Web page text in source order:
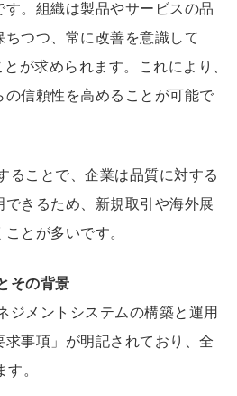
。組織は製品やサービスの品
つつ、常に改善を意識して
が求められます。これにより、
信頼性を高めることが可能で
ることで、企業は品質に対する
きるため、新規取引や海外展
とが多いです。
その背景
ジメントシステムの構築と運用
事項」が明記されており、全
。